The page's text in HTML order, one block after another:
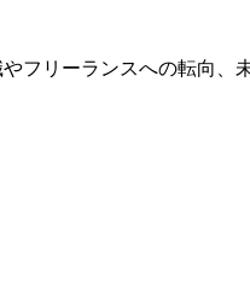
フリーランスへの転向、